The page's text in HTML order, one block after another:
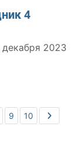
4
2023
9 10